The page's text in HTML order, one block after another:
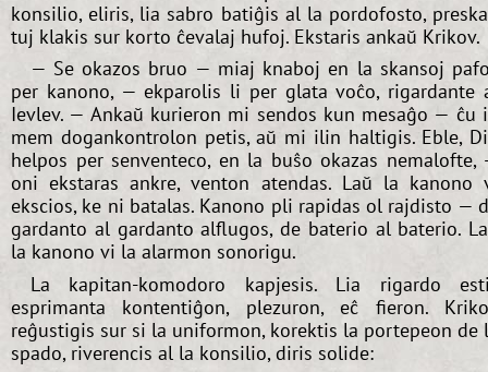
konsilio, eliris, lia sabro batiĝis al la pordofosto,
tuj klakis sur korto ĉevalaj hufoj. Ekstaris ankaŭ Krikov.
— Se okazos bruo — miaj knaboj en la skansoj
per kanono, — ekparolis li per glata voĉo, rigardante
Ievlev. — Ankaŭ kurieron mi sendos kun mesaĝo — ĉu
mem dogankontrolon petis, aŭ mi ilin haltigis. Eble,
helpos per senventeco, en la buŝo okazas nemalofte,
oni ekstaras ankre, venton atendas. Laŭ la kanono
ekscios, ke ni batalas. Kanono pli rapidas ol rajdisto —
gardanto al gardanto alflugos, de baterio al baterio.
la kanono vi la alarmon sonorigu.
La kapitan-komodoro kapjesis. Lia rigardo
esprimanta kontentiĝon, plezuron, eĉ fieron.
reĝustigis sur si la uniformon, korektis la portepeon de
spado, riverencis al la konsilio, diris solide: